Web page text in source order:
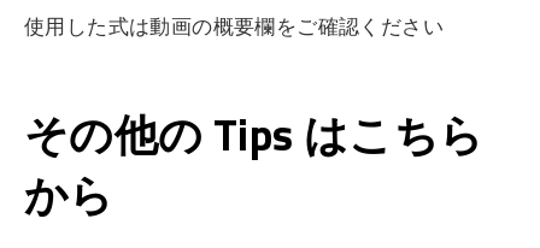
使用した式は動画の概要欄をご確認ください
その他の Tips はこちら
から